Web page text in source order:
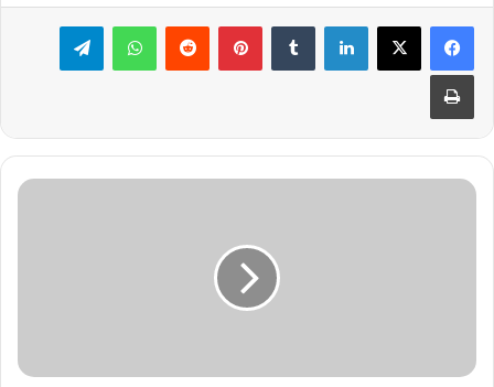
لینکدین ‫تامبلر پینترست‫رددیت واتس آپ تلگرام
چاپ
ایمپلنت
زیبا